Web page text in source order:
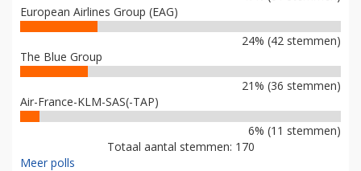
European Airlines Group (EAG)
24% (42 stemmen)
The Blue Group
21% (36 stemmen)
Air-France-KLM-SAS(-TAP)
6% (11 stemmen)
Totaal aantal stemmen: 170
Meer polls